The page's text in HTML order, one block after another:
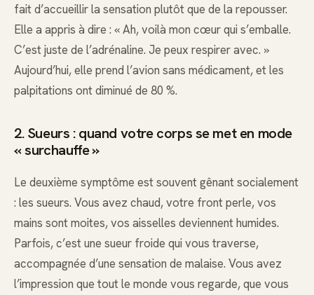
fait d’accueillir la sensation plutôt que de la repousser.
Elle a appris à dire : « Ah, voilà mon cœur qui s’emballe.
C’est juste de l’adrénaline. Je peux respirer avec. »
Aujourd’hui, elle prend l’avion sans médicament, et les
palpitations ont diminué de 80 %.
2. Sueurs : quand votre corps se met en mode
« surchauffe »
Le deuxième symptôme est souvent gênant socialement
: les sueurs. Vous avez chaud, votre front perle, vos
mains sont moites, vos aisselles deviennent humides.
Parfois, c’est une sueur froide qui vous traverse,
accompagnée d’une sensation de malaise. Vous avez
l’impression que tout le monde vous regarde, que vous